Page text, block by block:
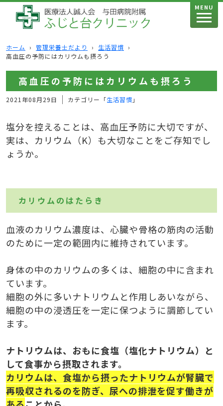
MENU
ホーム › 管理栄養士だより › 生活習慣 ›
高血圧の予防にはカリウムも摂ろう
高血圧の予防にはカリウムも摂ろう
2021年08月29日 カテゴリー「生活習慣 」
塩分を控えることは、高血圧予防に大切ですが、
実は、カリウム（K）も大切なことをご存知でし
ょうか。
カリウムのはたらき
血液のカリウム濃度は、心臓や骨格の筋肉の活動
のために一定の範囲内に維持されています。
身体の中のカリウムの多くは、細胞の中に含まれ
ています。
細胞の外に多いナトリウムと作用しあいながら、
細胞の中の浸透圧を一定に保つように調節してい
ます。
ナトリウムは、おもに食塩（塩化ナトリウム）と
して食事から摂取されます。
カリウムは、食塩から摂ったナトリウムが腎臓で
再吸収されるのを防ぎ、尿への排泄を促す働きが